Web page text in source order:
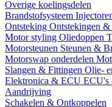
Overige koelingsdelen
Brandstofsysteem
Ontsteking Ontstekingen &
Motor styling Oliedoppen
Motorsteunen Steunen &
Motorswap onderdelen
Slangen & Fittingen Olie-
Elektronica & ECU ECU's
Aandrijving
Schakelen & Ontkoppelen